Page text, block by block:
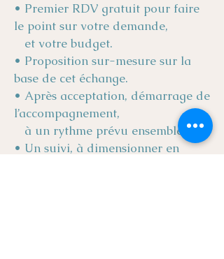
• Premier RDV gratuit pour faire
le point sur votre demande,
et votre budget.
• Proposition sur-mesure sur la
base de cet échange.
• Après acceptation, démarrage de
l’accompagnement,
à un rythme prévu ensemble.
• Un suivi, à dimensionner en